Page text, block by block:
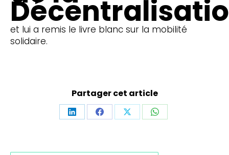
et lui a remis le livre blanc sur la mobilité
solidaire.
Partager cet article
PartagerPartagerPartagerPartager